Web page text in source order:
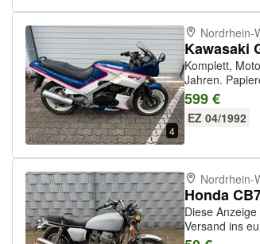
4
Nordrhein-
Kawasaki
Komplett,
Jahren.
599 €
EZ 04/1992
Nordrhein-
Honda
Diese
Versand ins
Motorrades